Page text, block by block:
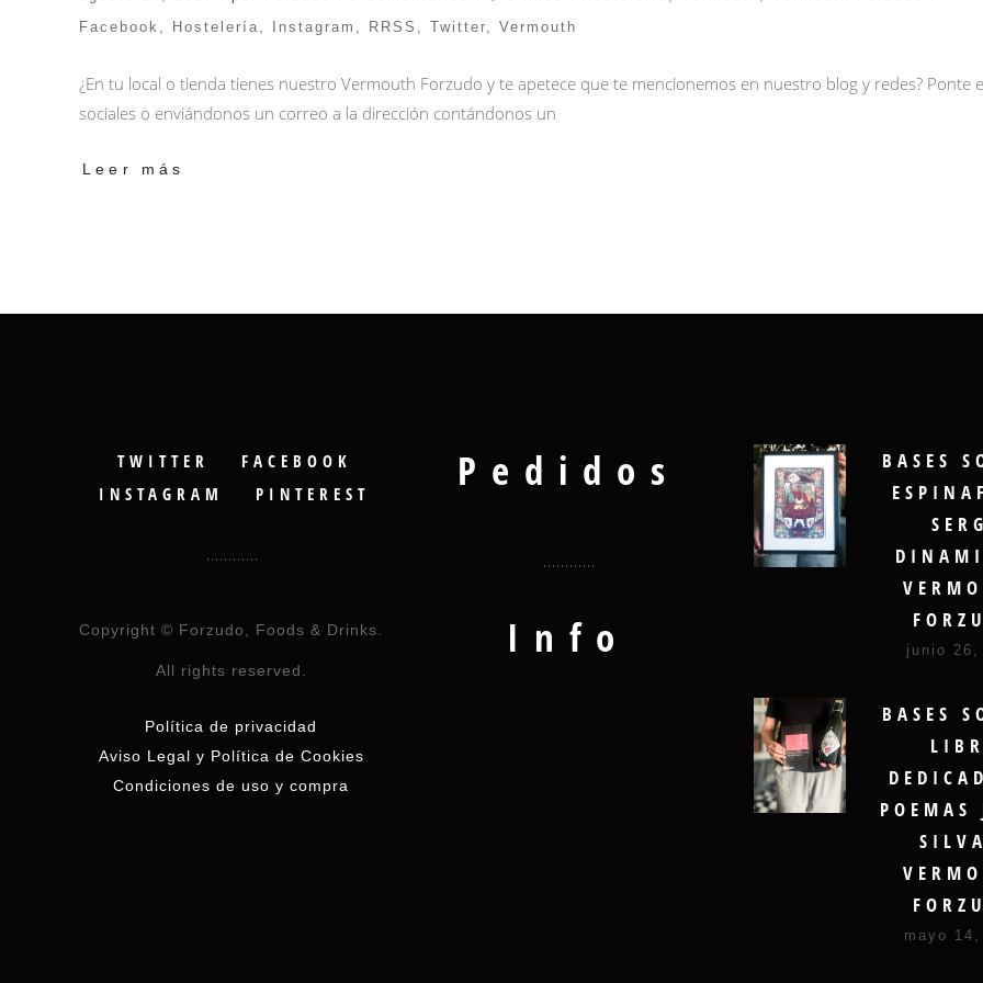
Facebook , Hostelería, Instagram , RRSS , Twitter, Vermouth
¿En tu local o tienda tienes nuestro Vermouth Forzudo y te apetece que te mencionemos en nuestro blog y redes?
sociales o enviándonos un correo a la dirección contándonos un
Leer más
TWITTER
FACEBOOK
INSTAGRAM
PINTEREST
Copyright © Forzudo, Foods & Drinks.
All rights reserved.
Política de privacidad
Aviso Legal y Política de Cookies
Condiciones de uso y compra
Pedidos
Info
BASES
junio 26,
BASES
POEMAS
mayo 14,